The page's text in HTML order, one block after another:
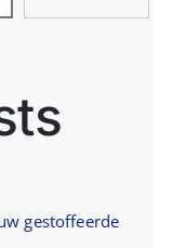
gestoffeerde